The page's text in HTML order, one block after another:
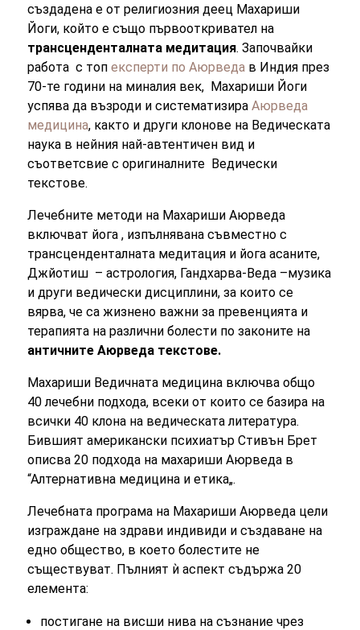
създадена е от религиозния деец Махариши
Йоги, който е също първооткривател на
трансценденталната медитация. Започвайки
работа с топексперти по Аюрведа в Индия през
70-те години на миналия век, Махариши Йоги
успява да възроди и систематизираАюрведа
медицина, както и други клонове на Ведическата
наука в нейния най-автентичен вид и
съответсвие с оригиналните Ведически
текстове.
Лечебните методи на Махариши Аюрведа
включват йога , изпълнявана съвместно с
трансценденталната медитация и йога асаните,
Джйотиш – астрология, Гандхарва-Веда –музика
и други ведически дисциплини, за които се
вярва, че са жизнено важни за превенцията и
терапията на различни болести по законите на
античните Аюрведа текстове.
Махариши Ведичната медицина включва общо
40 лечебни подхода, всеки от които се базира на
всички 40 клона на ведическата литература.
Бившият американски психиатър Стивън Брет
описва 20 подхода на махариши Аюрведа в
“Алтернативна медицина и етика„.
Лечебната програма на Махариши Аюрведа цели
изграждане на здрави индивиди и създаване на
едно общество, в което болестите не
съществуват. Пълният ѝ аспект съдържа 20
елемента:
постигане на висши нива на съзнание чрез